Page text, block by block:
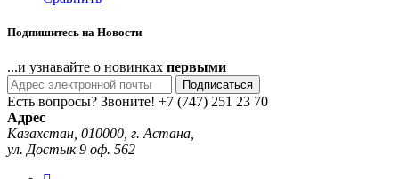
Подпишитесь на Новости
...и узнавайте о новинках первыми
Подписаться
Есть вопросы? Звоните! +7 (747) 251 23 70
Адрес
Казахстан, 010000, г. Астана,
ул. Достык 9 оф. 562